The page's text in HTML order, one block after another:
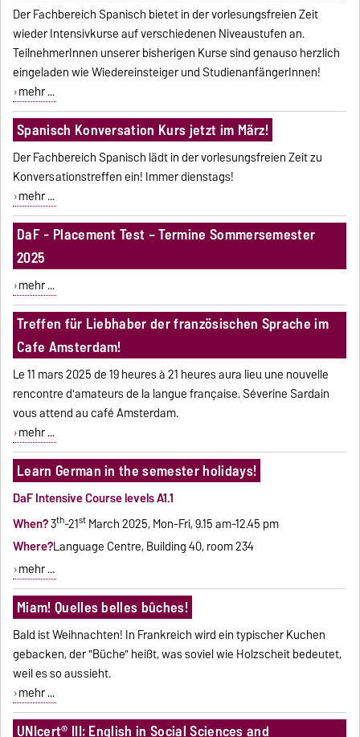
Der Fachbereich Spanisch bietet in der vorlesungsfreien Zeit
wieder Intensivkurse auf verschiedenen Niveaustufen an.
TeilnehmerInnen unserer bisherigen Kurse sind genauso herzlich
eingeladen wie Wiedereinsteiger und StudienanfängerInnen!
mehr ...
Spanisch Konversation Kurs jetzt im März!
Der Fachbereich Spanisch lädt in der vorlesungsfreien Zeit zu
Konversationstreffen ein! Immer dienstags!
mehr ...
DaF - Placement Test – Termine Sommersemester
2025
mehr ...
Treffen für Liebhaber der französischen Sprache im
Cafe Amsterdam!
Le 11 mars 2025 de 19 heures à 21 heures aura lieu une nouvelle
rencontre d'amateurs de la langue française. Séverine Sardain
vous attend au café Amsterdam.
mehr ...
Learn German in the semester holidays!
DaF Intensive Course levels A1.1
When?3th-21stMarch 2025, Mon-Fri, 9.15 am-12.45 pm
Where?Language Centre, Building 40, room 234
mehr ...
Miam! Quelles belles bûches!
Bald ist Weihnachten! In Frankreich wird ein typischer Kuchen
gebacken, der "Büche" heißt, was soviel wie Holzscheit bedeutet,
weil es so aussieht.
mehr ...
UNIcert® III: English in Social Sciences and